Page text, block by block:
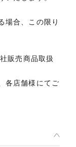
場合、この限り
販売商品取扱
各店舗様にてご